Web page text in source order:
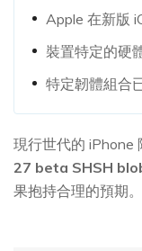
Apple 在新版
裝置特定的硬
特定韌體組合
現行世代的 iPhone
27 beta SHSH
果抱持合理的預期。